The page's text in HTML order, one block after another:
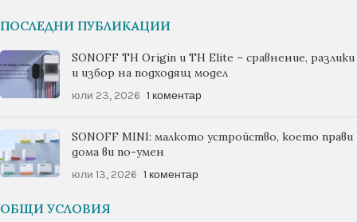
ПОСЛЕДНИ ПУБЛИКАЦИИ
SONOFF TH Origin и TH Elite – сравнение, разлики
и избор на подходящ модел
юли 23, 2026 1 коментар
SONOFF MINI: малкото устройство, което прави
дома ви по-умен
юли 13, 2026 1 коментар
ОБЩИ УСЛОВИЯ